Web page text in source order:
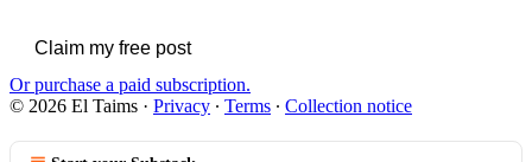
Claim my free post
Or purchase a paid subscription.
© 2026 El Taims · Privacy ∙ Terms ∙ Collection notice